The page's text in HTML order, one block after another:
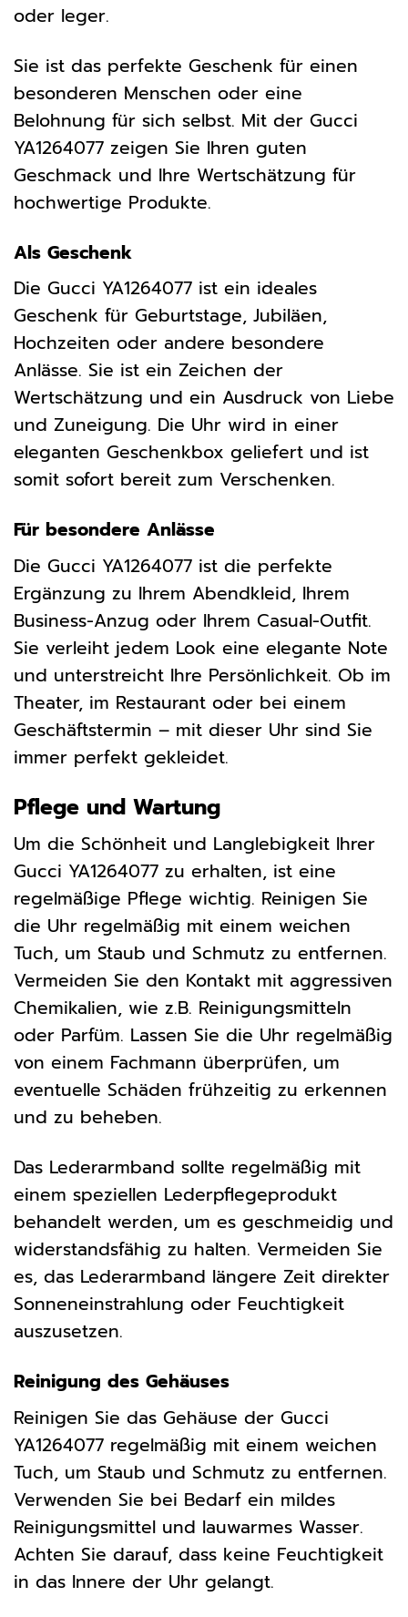
oder leger.
Sie ist das perfekte Geschenk für einen
besonderen Menschen oder eine
Belohnung für sich selbst. Mit der Gucci
YA1264077 zeigen Sie Ihren guten
Geschmack und Ihre Wertschätzung für
hochwertige Produkte.
Als Geschenk
Die Gucci YA1264077 ist ein ideales
Geschenk für Geburtstage, Jubiläen,
Hochzeiten oder andere besondere
Anlässe. Sie ist ein Zeichen der
Wertschätzung und ein Ausdruck von Liebe
und Zuneigung. Die Uhr wird in einer
eleganten Geschenkbox geliefert und ist
somit sofort bereit zum Verschenken.
Für besondere Anlässe
Die Gucci YA1264077 ist die perfekte
Ergänzung zu Ihrem Abendkleid, Ihrem
Business-Anzug oder Ihrem Casual-Outfit.
Sie verleiht jedem Look eine elegante Note
und unterstreicht Ihre Persönlichkeit. Ob im
Theater, im Restaurant oder bei einem
Geschäftstermin – mit dieser Uhr sind Sie
immer perfekt gekleidet.
Pflege und Wartung
Um die Schönheit und Langlebigkeit Ihrer
Gucci YA1264077 zu erhalten, ist eine
regelmäßige Pflege wichtig. Reinigen Sie
die Uhr regelmäßig mit einem weichen
Tuch, um Staub und Schmutz zu entfernen.
Vermeiden Sie den Kontakt mit aggressiven
Chemikalien, wie z.B. Reinigungsmitteln
oder Parfüm. Lassen Sie die Uhr regelmäßig
von einem Fachmann überprüfen, um
eventuelle Schäden frühzeitig zu erkennen
und zu beheben.
Das Lederarmband sollte regelmäßig mit
einem speziellen Lederpflegeprodukt
behandelt werden, um es geschmeidig und
widerstandsfähig zu halten. Vermeiden Sie
es, das Lederarmband längere Zeit direkter
Sonneneinstrahlung oder Feuchtigkeit
auszusetzen.
Reinigung des Gehäuses
Reinigen Sie das Gehäuse der Gucci
YA1264077 regelmäßig mit einem weichen
Tuch, um Staub und Schmutz zu entfernen.
Verwenden Sie bei Bedarf ein mildes
Reinigungsmittel und lauwarmes Wasser.
Achten Sie darauf, dass keine Feuchtigkeit
in das Innere der Uhr gelangt.